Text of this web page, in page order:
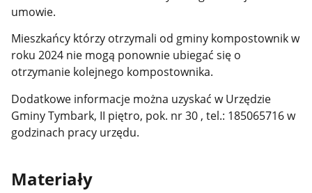
umowie.
Mieszkańcy którzy otrzymali od gminy kompostownik w
roku 2024 nie mogą ponownie ubiegać się o
otrzymanie kolejnego kompostownika.
Dodatkowe informacje można uzyskać w Urzędzie
Gminy Tymbark, II piętro, pok. nr 30 , tel.: 185065716 w
godzinach pracy urzędu.
Materiały